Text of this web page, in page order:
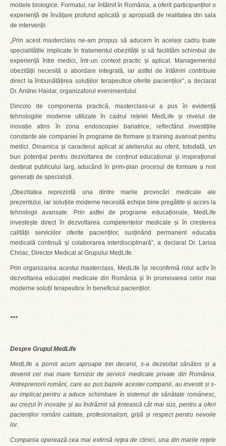
modele biologice. Formatul, rar întâlnit în România, a oferit participanților o
experiență de învățare profund aplicată și apropiată de realitatea din sala
de intervenții.
„Prin acest masterclass ne-am propus să aducem în același cadru toate
specialitățile implicate în tratamentul obezității și să facilităm schimbul de
experiență între medici, într-un context practic și aplicat. Managementul
obezității necesită o abordare integrată, iar astfel de întâlniri contribuie
direct la îmbunătățirea soluțiilor terapeutice oferite pacienților”, a declarat
Dr. Andrei Haidar, organizatorul evenimentului.
Dincolo de componenta practică, masterclass-ul a pus în evidență
tehnologiile moderne utilizate în cadrul rețelei MedLife și nivelul de
inovație atins în zona endoscopiei bariatrice, reflectând investițiile
constante ale companiei în programe de formare și training avansat pentru
medici. Dinamica și caracterul aplicat al atelierului au oferit, totodată, un
bun potențial pentru dezvoltarea de conținut educațional și inspirațional
destinat publicului larg, aducând în prim-plan procesul de formare a noii
generații de specialiști.
„Obezitatea reprezintă una dintre marile provocări medicale ale
prezentului, iar soluțiile moderne necesită echipe bine pregătite și acces la
tehnologii avansate. Prin astfel de programe educaționale, MedLife
investește direct în dezvoltarea competențelor medicale și în creșterea
calității serviciilor oferite pacienților, susținând permanent educația
medicală continuă și colaborarea interdisciplinară”, a declarat Dr. Larisa
Chriac, Director Medical al Grupului MedLife.
Prin organizarea acestui masterclass, MedLife își reconfirmă rolul activ în
dezvoltarea educației medicale din România și în promovarea celor mai
moderne soluții terapeutice în beneficiul pacienților.
***
Despre Grupul MedLife
MedLife a pornit acum aproape trei decenii, s-a dezvoltat sănătos și a
devenit cel mai mare furnizor de servicii medicale private din România.
Antreprenorii români, care au pus bazele acestei companii, au investit și s-
au implicat pentru a aduce schimbare în sistemul de sănătate românesc,
au crezut în inovație și au îndrăznit să țintească cât mai sus, pentru a oferi
pacienților români calitate, profesionalism, grijă și respect pentru nevoile
lor.
Compania operează cea mai extinsă reţea de clinici, una din marile reţele